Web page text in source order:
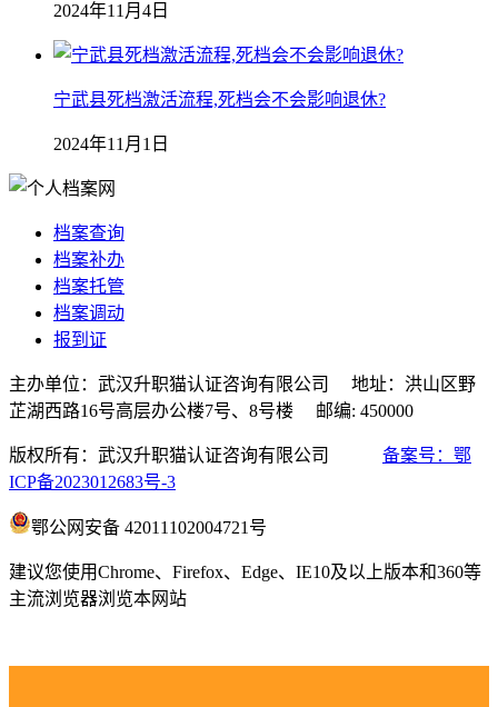
2024年11月4日
宁武县死档激活流程,死档会不会影响退休?
2024年11月1日
档案查询
档案补办
档案托管
档案调动
报到证
主办单位：武汉升职猫认证咨询有限公司 地址：洪山区野
芷湖西路16号高层办公楼7号、8号楼 邮编: 450000
版权所有：武汉升职猫认证咨询有限公司 备案号：鄂
ICP备2023012683号-3
鄂公网安备 42011102004721号
建议您使用Chrome、Firefox、Edge、IE10及以上版本和360等
主流浏览器浏览本网站